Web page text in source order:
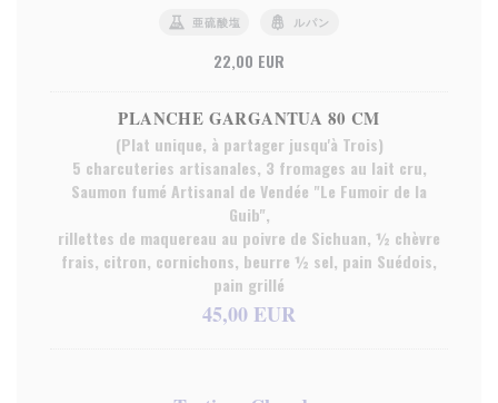
亜硫酸塩 ルパン
22,00 EUR
PLANCHE GARGANTUA 80 CM
(Plat unique, à partager jusqu'à Trois)
5 charcuteries artisanales, 3 fromages au lait cru,
Saumon fumé Artisanal de Vendée "Le Fumoir de la
Guib",
rillettes de maquereau au poivre de Sichuan, ½ chèvre
frais, citron, cornichons, beurre ½ sel, pain Suédois,
pain grillé
45,00 EUR